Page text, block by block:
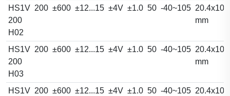
HS1V
200
H02
200 ±600 ±12...15 ±4V ±1.0 50 -40~105
mm
HS1V
200
H03
200 ±600 ±12...15 ±4V ±1.0 50 -40~105
mm
HS1V 200 ±600 ±12...15 ±4V ±1.0 50 -40~105